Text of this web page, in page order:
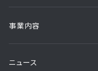
事業内容
ニュース